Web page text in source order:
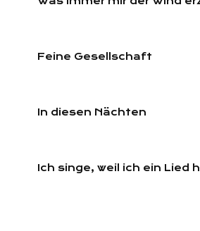
Feine Gesellschaft
In diesen Nächten
Ich singe, weil ich ein Lied